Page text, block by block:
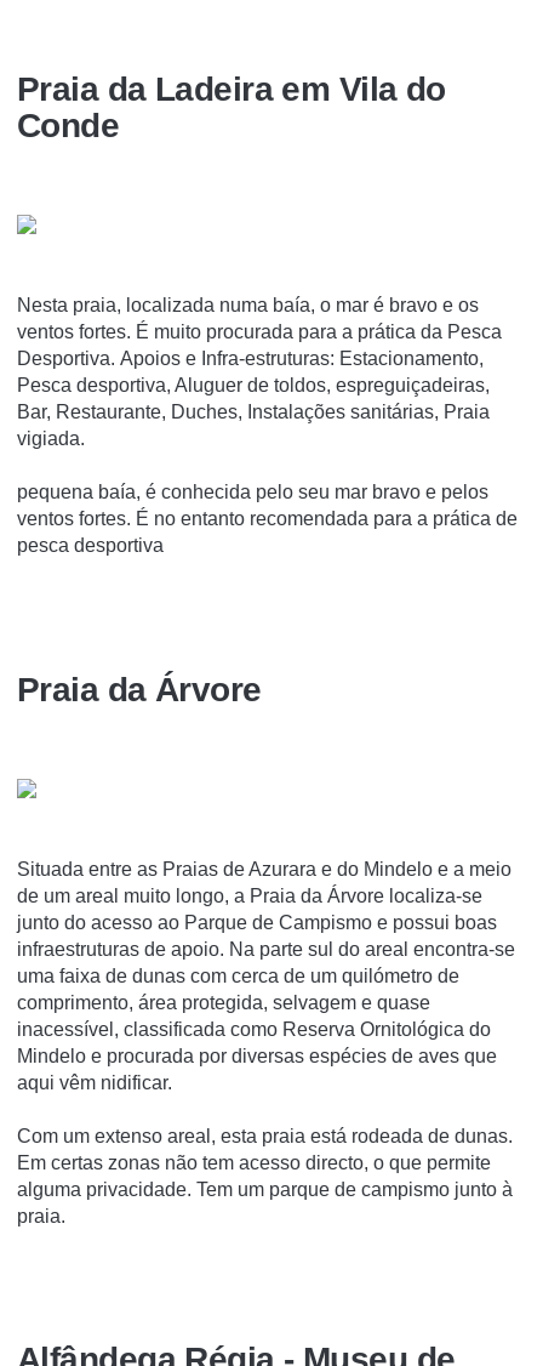
Praia da Ladeira em Vila do
Conde
Nesta praia, localizada numa baía, o mar é bravo e os
ventos fortes. É muito procurada para a prática da Pesca
Desportiva. Apoios e Infra-estruturas: Estacionamento,
Pesca desportiva, Aluguer de toldos, espreguiçadeiras,
Bar, Restaurante, Duches, Instalações sanitárias, Praia
vigiada.
pequena baía, é conhecida pelo seu mar bravo e pelos
ventos fortes. É no entanto recomendada para a prática de
pesca desportiva
Praia da Árvore
Situada entre as Praias de Azurara e do Mindelo e a meio
de um areal muito longo, a Praia da Árvore localiza-se
junto do acesso ao Parque de Campismo e possui boas
infraestruturas de apoio. Na parte sul do areal encontra-se
uma faixa de dunas com cerca de um quilómetro de
comprimento, área protegida, selvagem e quase
inacessível, classificada como Reserva Ornitológica do
Mindelo e procurada por diversas espécies de aves que
aqui vêm nidificar.
Com um extenso areal, esta praia está rodeada de dunas.
Em certas zonas não tem acesso directo, o que permite
alguma privacidade. Tem um parque de campismo junto à
praia.